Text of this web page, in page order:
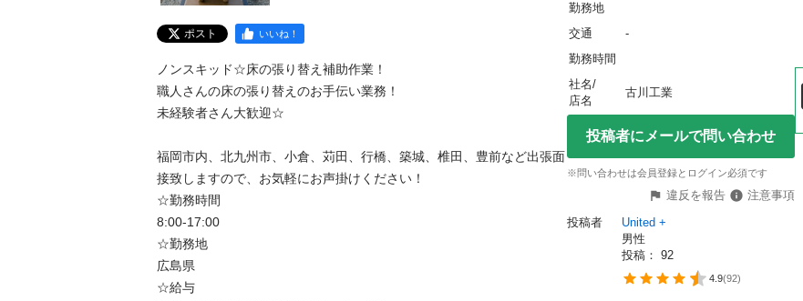
ポスト いいね！
ノンスキッド☆床の張り替え補助作業！
職人さんの床の張り替えのお手伝い業務！
未経験者さん大歓迎☆
福岡市内、北九州市、小倉、苅田、行橋、築城、椎田、豊前など出張面
接致しますので、お気軽にお声掛けください！
☆勤務時間
8:00-17:00
☆勤務地
広島県
☆給与
勤務地
交通
-
勤務時間
社名/
店名
古川工業
投稿者にメールで問い合わせ
※問い合わせは会員登録とログイン必須です
違反を報告
注意事項
投稿者
United +
男性
投稿： 92
4.9(92)